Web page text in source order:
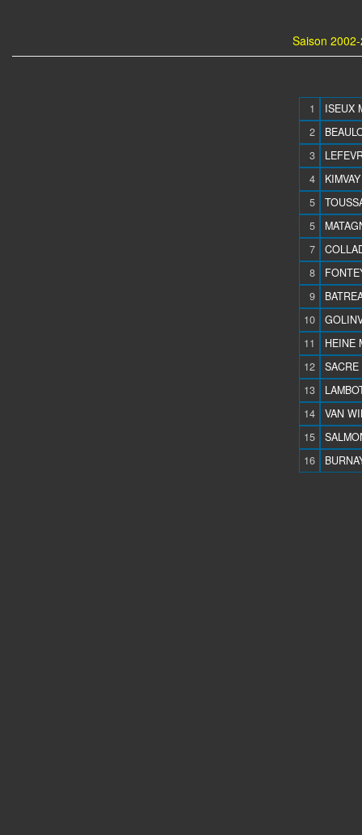
Saison
1
ISEUX
2
3
4
5
5
7
8
9
10
11
HEINE
12
SACRE
13
14
VAN
15
16